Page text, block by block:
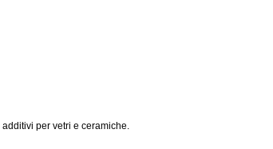
per vetri e ceramiche.